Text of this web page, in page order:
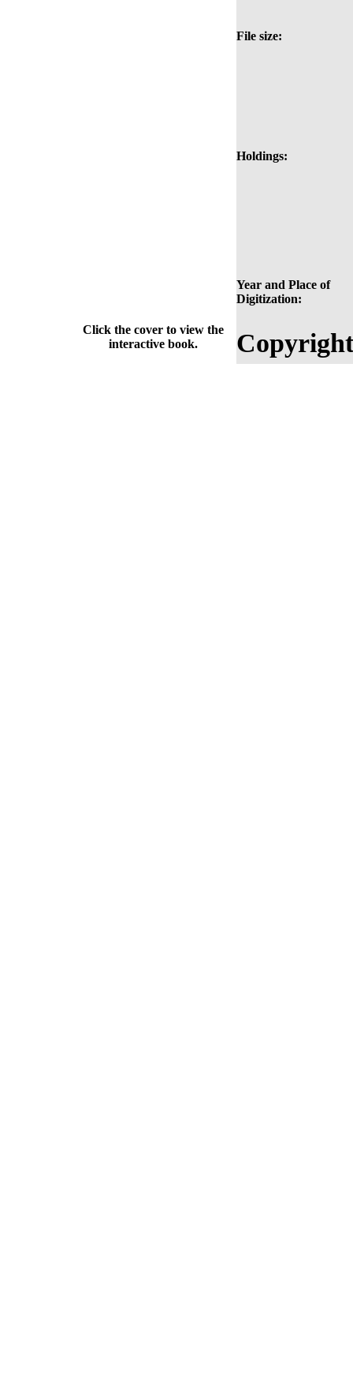
File size:
Holdings:
Year and Place of
Digitization:
Click the cover to view the
interactive book.